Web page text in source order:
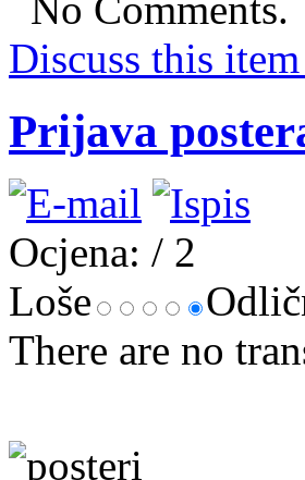
Discuss this
Prijava
Ocjena: / 2
Loše
There are no